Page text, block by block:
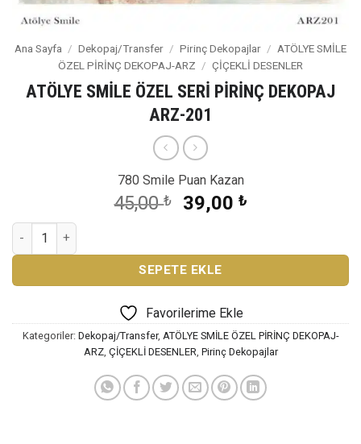
Ana Sayfa / Dekopaj/Transfer / Pirinç Dekopajlar / ATÖLYE SMİLE
ÖZEL PİRİNÇ DEKOPAJ-ARZ / ÇİÇEKLİ DESENLER
ATÖLYE SMİLE ÖZEL SERİ PİRİNÇ DEKOPAJ
ARZ-201
780 Smile Puan Kazan
45,00₺
Orijinal
39,00 ₺Şu
39,00 ₺.
ATÖLYE SMİLE ÖZEL SERİ PİRİNÇ DEKOPAJ ARZ-201 adet
SEPETE EKLE
Favorilerime Ekle
Kategoriler: Dekopaj/Transfer, ATÖLYE SMİLE ÖZEL PİRİNÇ DEKOPAJ-
ARZ, ÇİÇEKLİ DESENLER Pirinç Dekopajlar